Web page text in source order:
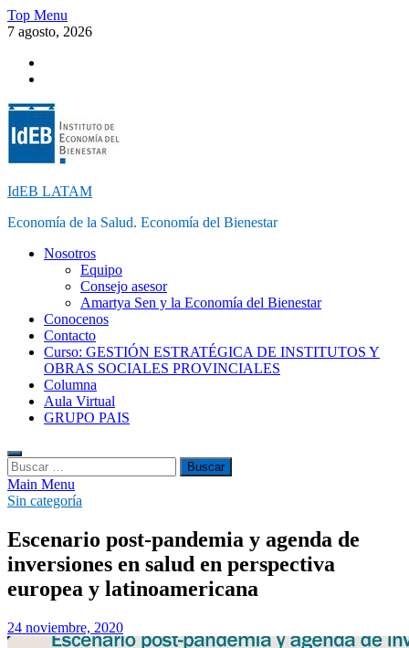
Skip
to
Top Menu
7 agosto, 2026
IdEB LATAM
Economía de la Salud. Economía del Bienestar
Nosotros
Equipo
Consejo asesor
Amartya Sen y la Economía del Bienestar
Conocenos
Contacto
Curso: GESTIÓN ESTRATÉGICA DE INSTITUTOS Y
OBRAS SOCIALES PROVINCIALES
Columna
Aula Virtual
GRUPO PAIS
Buscar:
Main Menu
Sin categoría
Escenario post-pandemia y agenda de
inversiones en salud en perspectiva
europea y latinoamericana
24 noviembre, 2020